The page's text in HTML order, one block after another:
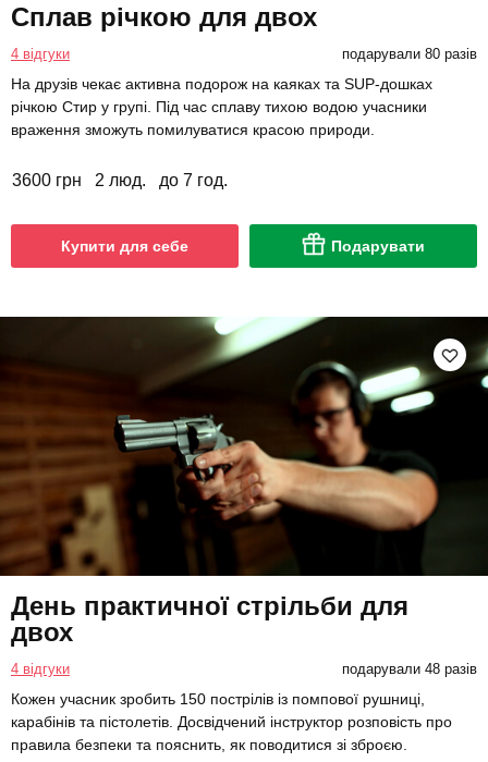
Сплав річкою для двох
4 відгуки подарували 80 разів
На друзів чекає активна подорож на каяках та SUP-дошках
річкою Стир у групі. Під час сплаву тихою водою учасники
враження зможуть помилуватися красою природи.
3600 грн 2 люд. до 7 год.
Купити для себе Подарувати
День практичної стрільби для
двох
4 відгуки подарували 48 разів
Кожен учасник зробить 150 пострілів із помпової рушниці,
карабінів та пістолетів. Досвідчений інструктор розповість про
правила безпеки та пояснить, як поводитися зі зброєю.